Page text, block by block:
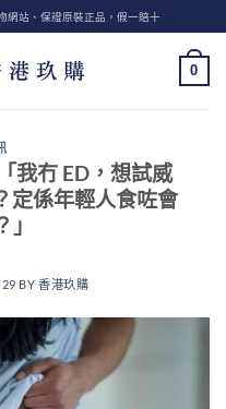
網站、保證原裝正品，假一賠十
0
我冇 ED，想試威
定係年輕人食咗會
BY香港玖購